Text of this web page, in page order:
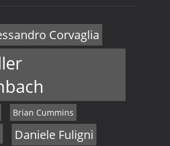
Corvaglia
Brian Cummins
Daniele Fuligni